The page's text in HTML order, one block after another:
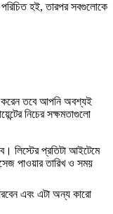
হই, তারপর সবগুলোকে
করেন তবে আপনি অবশ্যই
নিচের সক্ষমতাগুলো
লিস্টের প্রতিটা আইটেমে
পাওয়ার তারিখ ও সময়
এবং এটা অন্য কারো